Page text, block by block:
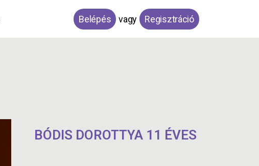
Belépés vagy Regisztráció
BÓDIS DOROTTYA 11 ÉVES